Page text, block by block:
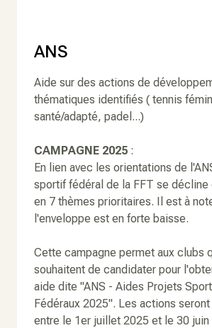
ANS
Aide sur des actions de
thématiques identifiés ( tennis
santé/adapté, padel...)
CAMPAGNE 2025 :
En lien avec les orientations de
sportif fédéral de la FFT se décline
en 7 thèmes prioritaires. Il est à
l'enveloppe est en forte baisse.
Cette campagne permet aux clubs
souhaitent de candidater pour
aide dite "ANS - Aides Projets
Fédéraux 2025". Les actions
entre le 1er juillet 2025 et le 30 juin